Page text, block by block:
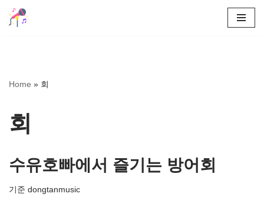
로
너
뛰
Home » 회
회
수유호빠에서 즐기는 방어회
기준 dongtanmusic